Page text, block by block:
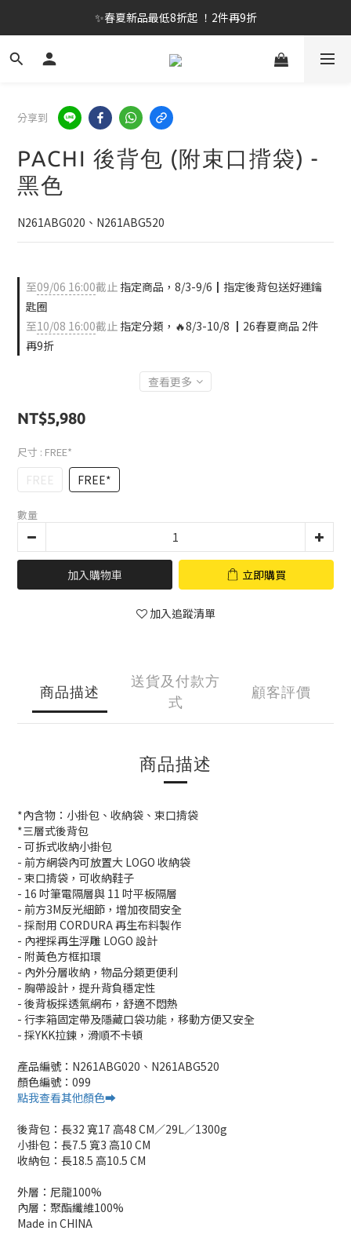
✨春夏新品最低8折起 ！2件再9折
✨春夏新品最低8折起 ！2件再9折
🔥OULET SALE! 降至5折起 滿件再8折
✨春夏新品最低8折起 ！2件再9折
分享到
PACHI 後背包 (附束口揹袋) -
黑色
N261ABG020、N261ABG520
至09/06 16:00截止 指定商品，8/3-9/6┃指定後背包送好運鑰
匙圈
至10/08 16:00截止 指定分類，🔥8/3-10/8 ┃26春夏商品 2件
再9折
查看更多
NT$5,980
尺寸 : FREE*
FREE FREE*
數量
加入購物車 立即購買
加入追蹤清單
商品描述
送貨及付款方
式
顧客評價
商品描述
*內含物：小掛包、收納袋、束口揹袋
*三層式後背包
- 可拆式收納小掛包
- 前方網袋內可放置大 LOGO 收納袋
- 束口揹袋，可收納鞋子
- 16 吋筆電隔層與 11 吋平板隔層
- 前方3M反光細節，增加夜間安全
- 採耐用 CORDURA 再生布料製作
- 內裡採再生浮雕 LOGO 設計
- 附黃色方框扣環
- 內外分層收納，物品分類更便利
- 胸帶設計，提升背負穩定性
- 後背板採透氣網布，舒適不悶熱
- 行李箱固定帶及隱藏口袋功能，移動方便又安全
- 採YKK拉鍊，滑順不卡頓
產品編號：N261ABG020、N261ABG520
顏色編號：099
點我查看其他顏色➡️
後背包：長32 寬17 高48 CM／29L／1300g
小掛包：長7.5 寬3 高10 CM
收納包：長18.5 高10.5 CM
外層：尼龍100%
內層：聚酯纖維100%
Made in CHINA